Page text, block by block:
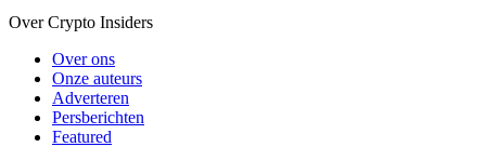
Over Crypto Insiders
Over ons
Onze auteurs
Adverteren
Persberichten
Featured